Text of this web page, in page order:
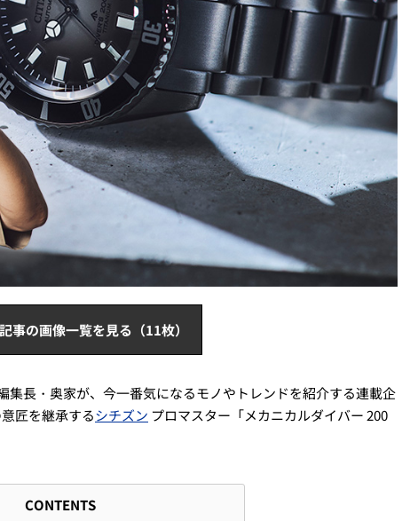
事の画像一覧を見る（11枚）
集長・奥家が、今一番気になるモノやトレンドを紹介する連載企
匠を継承するシチズン プロマスター「メカニカルダイバー 200
CONTENTS